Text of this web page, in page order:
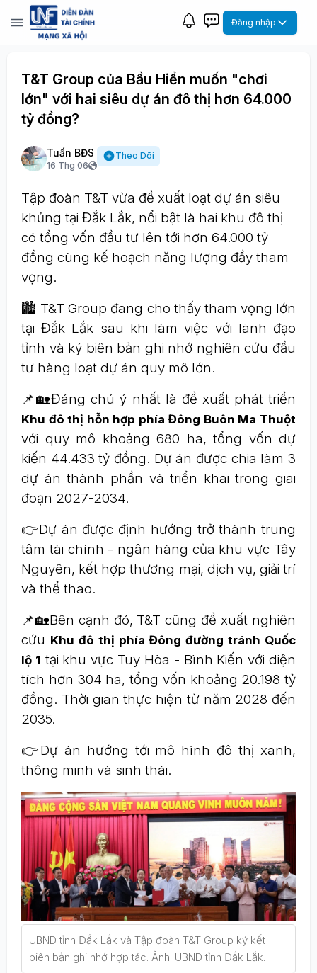
Đăng nhập
T&T Group của Bầu Hiển muốn "chơi
lớn" với hai siêu dự án đô thị hơn 64.000
tỷ đồng?
Tuấn BĐS
16 Thg 06
Theo Dõi
Tập đoàn T&T vừa đề xuất loạt dự án siêu
khủng tại Đắk Lắk, nổi bật là hai khu đô thị
có tổng vốn đầu tư lên tới hơn 64.000 tỷ
đồng cùng kế hoạch năng lượng đầy tham
vọng.
🏙️ T&T Group đang cho thấy tham vọng lớn
tại Đắk Lắk sau khi làm việc với lãnh đạo
tỉnh và ký biên bản ghi nhớ nghiên cứu đầu
tư hàng loạt dự án quy mô lớn.
📌🏡Đáng chú ý nhất là đề xuất phát triển
Khu đô thị hỗn hợp phía Đông Buôn Ma Thuột
với quy mô khoảng 680 ha, tổng vốn dự
kiến 44.433 tỷ đồng. Dự án được chia làm 3
dự án thành phần và triển khai trong giai
đoạn 2027-2034.
👉Dự án được định hướng trở thành trung
tâm tài chính - ngân hàng của khu vực Tây
Nguyên, kết hợp thương mại, dịch vụ, giải trí
và thể thao.
📌🏡Bên cạnh đó, T&T cũng đề xuất nghiên
cứu Khu đô thị phía Đông đường tránh Quốc
lộ 1 tại khu vực Tuy Hòa - Bình Kiến với diện
tích hơn 304 ha, tổng vốn khoảng 20.198 tỷ
đồng. Thời gian thực hiện từ năm 2028 đến
2035.
👉Dự án hướng tới mô hình đô thị xanh,
thông minh và sinh thái.
UBND tỉnh Đắk Lắk và Tập đoàn T&T Group ký kết
biên bản ghi nhớ hợp tác. Ảnh: UBND tỉnh Đắk Lắk.